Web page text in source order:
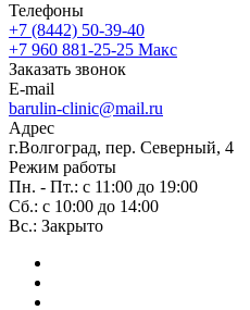
Телефоны
+7 (8442) 50-39-40
+7 960 881-25-25 Макс
Заказать звонок
E-mail
barulin-clinic@mail.ru
Адрес
г.Волгоград, пер. Северный, 4
Режим работы
Пн. - Пт.: с 11:00 до 19:00
Сб.: с 10:00 до 14:00
Вс.: Закрыто